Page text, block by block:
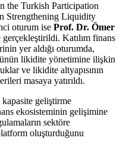
the Turkish Participation
Strengthening Liquidity
oturum ise Prof. Dr. Ömer
Katılım finans
yer aldığı oturumda,
likidite yönetimine ilişkin
ve likidite altyapısının
masaya yatırıldı.
geliştirme
ekosisteminin gelişimine
sektöre
oluşturduğunu